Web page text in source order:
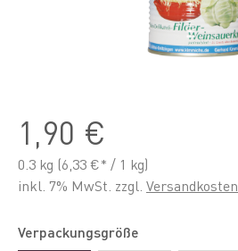
1,90 €
0.3 kg (6,33 €* / 1 kg)
inkl. 7% MwSt. zzgl. Versandkosten
Verpackungsgröße